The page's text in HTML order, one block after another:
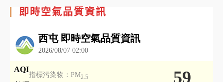
即時空氣品質資訊